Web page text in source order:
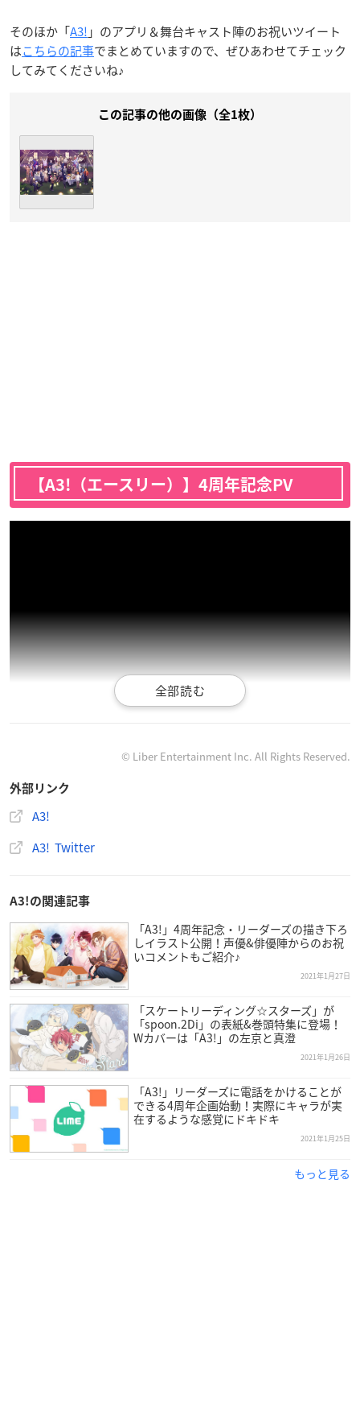
そのほか「A3! 」のアプリ＆舞台キャスト陣のお祝いツイート
はこちらの記事でまとめていますので、ぜひあわせてチェック
してみてくださいね♪
この記事の他の画像（全1枚）
【A3!（エースリー）】4周年記念PV
アプリ概要
【ジャンル】
【対応機種】
iOS／Android
【価格】
無料（アプリ内課金あり）
【メーカー】
リベル・エンタテインメント
▼ダウンロードはこちら
© Liber Entertainment Inc. All Rights Reserved.
外部リンク
A3!
A3! Twitter
A3!の関連記事
「A3!」4周年記念・リーダーズの描き下ろ
しイラスト公開！声優&俳優陣からのお祝
いコメントもご紹介♪
2021年1月27日
「スケートリーディング☆スターズ」が
「spoon.2Di」の表紙&巻頭特集に登場！
Wカバーは「A3!」の左京と真澄
2021年1月26日
「A3!」リーダーズに電話をかけることが
できる4周年企画始動！実際にキャラが実
在するような感覚にドキドキ
2021年1月25日
もっと見る